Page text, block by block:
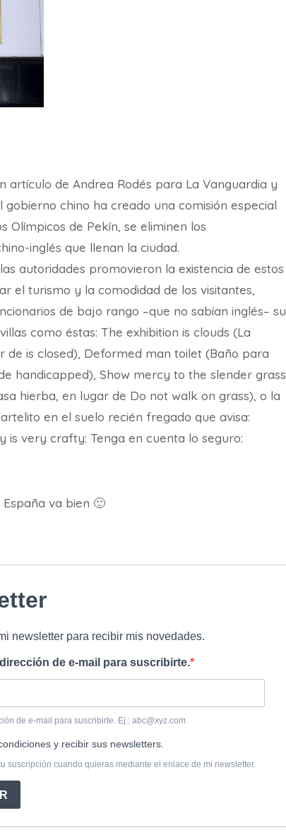
artículo de Andrea Rodés para La Vanguardia y
chino ha creado una comisión especial
Olímpicos de Pekín, se eliminen los
inglés que llenan la ciudad.
autoridades promovieron la existencia de estos
el turismo y la comodidad de los visitantes,
de bajo rango –que no sabían inglés– su
como éstas: The exhibition is clouds (La
de is closed), Deformed man toilet (Baño para
handicapped), Show mercy to the slender grass
hierba, en lugar de Do not walk on grass), o la
en el suelo recién fregado que avisa:
is very crafty: Tenga en cuenta lo seguro:
va bien 🙂